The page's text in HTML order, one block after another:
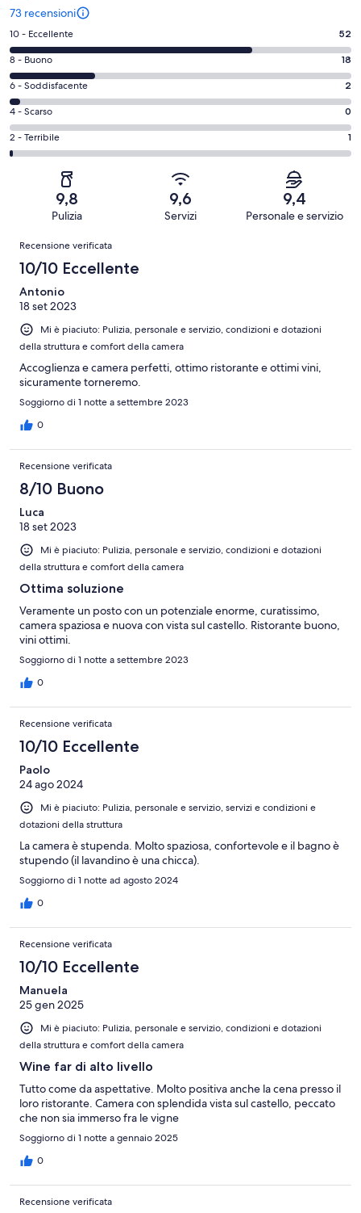
73 recensioni
Valutazione
di
10
-
Eccellente.
52
su
73
recensioni
10 - Eccellente 52
Valutazione
di
8
-
Buono.
18
recensioni
8 - Buono 18
Valutazione
di
6
-
Soddisfacente.
recensioni
6 - Soddisfacente 2
Valutazione
di
4
recensioni
4 - Scarso 0
Valutazione
di
Terribile.
su
recensioni
2 - Terribile 1
9,8
Pulizia
9,6
Servizi
9,4
Personale e servizio
Recensioni
Recensione verificata
10/10 Eccellente
Antonio
18 set 2023
Mi è piaciuto: Pulizia, personale e servizio, condizioni e dotazioni
della struttura e comfort della camera
Accoglienza e camera perfetti, ottimo ristorante e ottimi vini,
sicuramente torneremo.
Soggiorno di 1 notte a settembre 2023
0
Recensione verificata
8/10 Buono
Luca
18 set 2023
Mi è piaciuto: Pulizia, personale e servizio, condizioni e dotazioni
della struttura e comfort della camera
Ottima soluzione
Veramente un posto con un potenziale enorme, curatissimo,
camera spaziosa e nuova con vista sul castello. Ristorante buono,
vini ottimi.
Soggiorno di 1 notte a settembre 2023
0
Recensione verificata
10/10 Eccellente
Paolo
24 ago 2024
Mi è piaciuto: Pulizia, personale e servizio, servizi e condizioni e
dotazioni della struttura
La camera è stupenda. Molto spaziosa, confortevole e il bagno è
stupendo (il lavandino è una chicca).
Soggiorno di 1 notte ad agosto 2024
0
Recensione verificata
10/10 Eccellente
Manuela
25 gen 2025
Mi è piaciuto: Pulizia, personale e servizio, condizioni e dotazioni
della struttura e comfort della camera
Wine far di alto livello
Tutto come da aspettative. Molto positiva anche la cena presso il
loro ristorante. Camera con splendida vista sul castello, peccato
che non sia immerso fra le vigne
Soggiorno di 1 notte a gennaio 2025
0
Recensione verificata